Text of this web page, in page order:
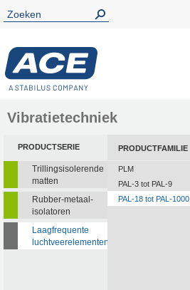
Vibratietechniek
PRODUCTSERIE
Trillingsisolerende
matten
Rubber-metaal-
isolatoren
Laagfrequente
luchtveerelementen
PRODUCTFAMILIE
PLM
PAL-3 tot PAL-9
PAL-18 tot PAL-1000